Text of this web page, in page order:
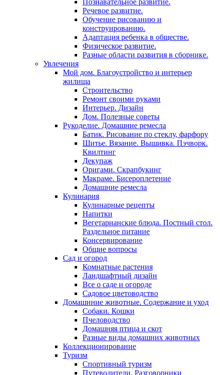
Познавательное развитие.
Речевое развитие.
Обучение рисованию и
конструированию.
Адаптация ребенка в обществе.
Физическое развитие.
Разные области развития в сборнике.
Увлечения
Мой дом. Благоустройство и интерьер
жилища
Строительство
Ремонт своими руками
Интерьер. Дизайн
Дом. Полезные советы
Рукоделие. Домашние ремесла
Батик. Рисование по стеклу, фарфору
Шитье. Вязание. Вышивка. Пэчворк.
Квилтинг
Декупаж
Оригами. Скрапбукинг
Макраме. Бисероплетение
Домашние ремесла
Кулинария
Кулинарные рецепты
Напитки
Вегетарианские блюда. Постный стол.
Раздельное питание
Консервирование
Общие вопросы
Сад и огород
Комнатные растения
Ландшафтный дизайн
Все о саде и огороде
Садовое цветоводство
Домашиние животные. Содержание и уход
Собаки. Кошки
Пчеловодство
Домашняя птица и скот
Разные виды домашних животных
Коллекционирование
Туризм
Спортивный туризм
Путеводители. Разговорники